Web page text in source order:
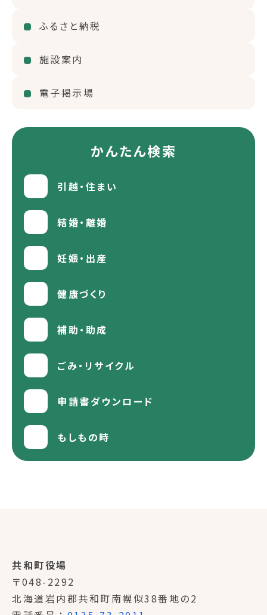
ふるさと納税
施設案内
電子掲示場
かんたん検索
引越・住まい
結婚・離婚
妊娠・出産
健康づくり
補助・助成
ごみ・リサイクル
申請書ダウンロード
もしもの時
共和町役場
〒048-2292
北海道岩内郡共和町南幌似38番地の2